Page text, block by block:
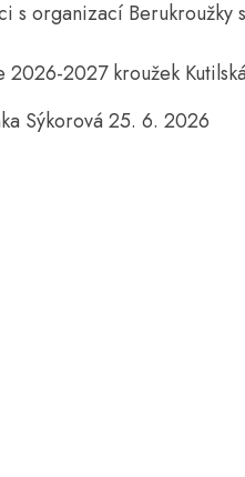
s organizací
2026-2027 kroužek
Sýkorová 25. 6. 2026